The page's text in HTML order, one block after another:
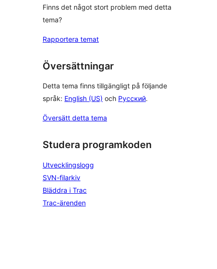
Finns det något stort problem med detta
tema?
Rapportera temat
Översättningar
Detta tema finns tillgängligt på följande
språk: English (US) och Русский.
Översätt detta tema
Studera programkoden
Utvecklingslogg
SVN-filarkiv
Bläddra i Trac
Trac-ärenden